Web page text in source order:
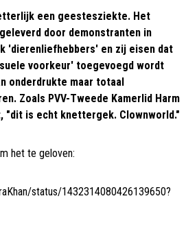
een geestesziekte. Het
door demonstranten in
'dierenliefhebbers' en zij eisen dat
voorkeur' toegevoegd wordt
onderdrukte maar totaal
Zoals PVV-Tweede Kamerlid Harm
"dit is echt knettergek. Clownworld."
het te geloven:
status/1432314080426139650?